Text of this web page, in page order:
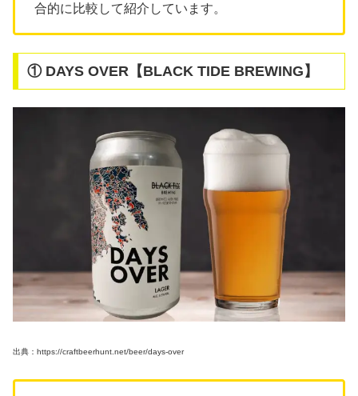
合的に比較して紹介しています。
① DAYS OVER【BLACK TIDE BREWING】
出典：https://craftbeerhunt.net/beer/days-over